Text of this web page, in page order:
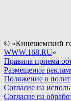
© «Кинешемский
WWW.168.RU»
Правила приема
Размещение
Положение о
Согласие на
Согласие на